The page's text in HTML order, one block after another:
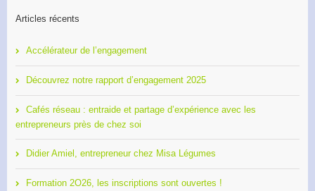
Articles récents
Accélérateur de l’engagement
Découvrez notre rapport d’engagement 2025
Cafés réseau : entraide et partage d’expérience avec les
entrepreneurs près de chez soi
Didier Amiel, entrepreneur chez Misa Légumes
Formation 2O26, les inscriptions sont ouvertes !